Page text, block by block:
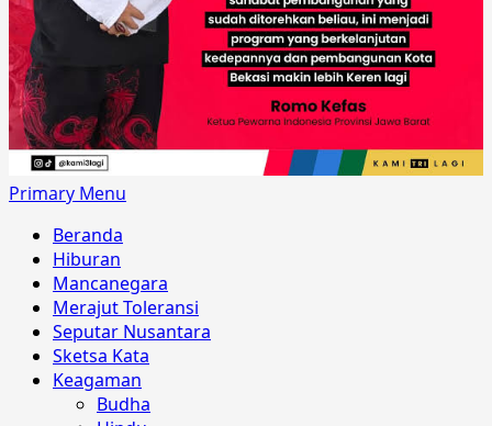
Primary Menu
Beranda
Hiburan
Mancanegara
Merajut Toleransi
Seputar Nusantara
Sketsa Kata
Keagaman
Budha